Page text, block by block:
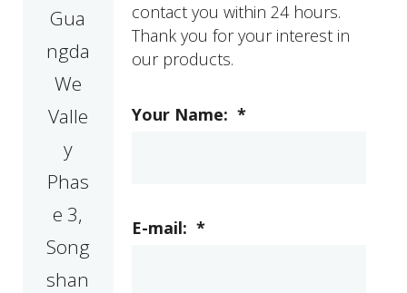
Gua
ngda
We
Valle
y
Phas
e 3,
Song
shan
contact you within 24 hours.
Thank you for your interest in
our products.
Your Name: *
E-mail: *